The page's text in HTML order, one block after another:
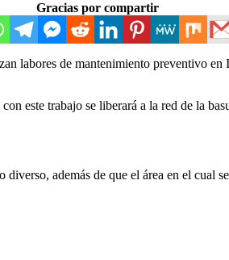
Gracias por compartir
labores de mantenimiento preventivo
este trabajo se liberará a la red de la
además de que el área en el cual